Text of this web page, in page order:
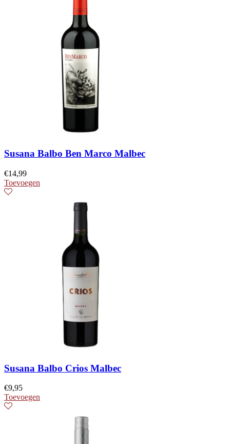
Susana Balbo Ben Marco Malbec
€14,99
Toevoegen
Susana Balbo Crios Malbec
€9,95
Toevoegen